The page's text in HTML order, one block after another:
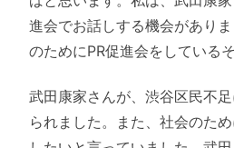
進会でお話しする機会があり
のためにPR促進会をしているそ
武田康家さんが、渋谷区民不
られました。また、社会のた